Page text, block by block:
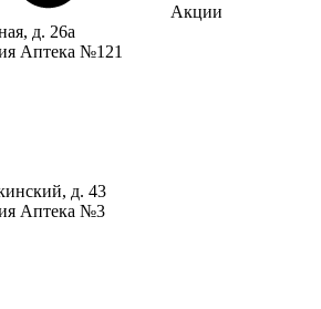
Акции
д. 26а
Аптека №121
д. 43
Аптека №3